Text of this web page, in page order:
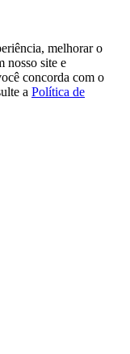
melhorar o
nosso site e
concorda com o
a Política de